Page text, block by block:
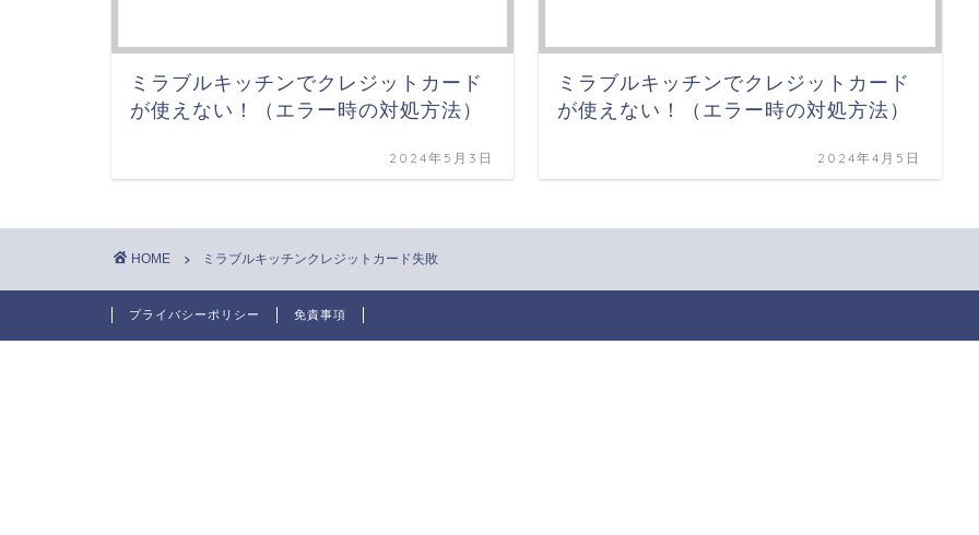
ミラブルキッチンでクレジットカード
が使えない！（エラー時の対処方法）
2024年5月3日
ミラブルキッチンでクレジットカード
が使えない！（エラー時の対処方法）
2024年4月5日
HOME ミラブルキッチンクレジットカード失敗
プライバシーポリシー 免責事項